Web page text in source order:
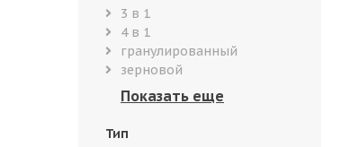
3 в 1
4 в 1
гранулированный
зерновой
Тип